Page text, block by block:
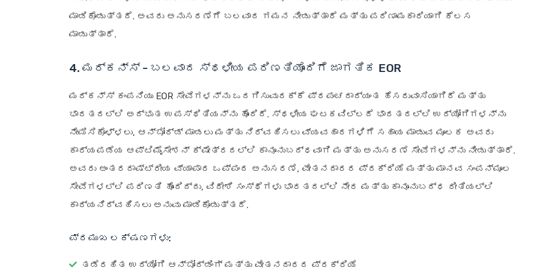
ಮಾಡಿಕೊಡುತ್ತದೆ. ಅವರು ಅನುಸರಣೆಗೆ ಬಲವಾದ ಗಮನ ನೀಡುತ್ತಾರೆ ಮತ್ತು ಪರಿಣಾಮಕಾರಿಯಾಗಿ ಕೆಲಸ
ಮಾಡುತ್ತಾರೆ.
4. ಮರ್ಕನ್ಸ್ - ಬಲವಾದ ಸ್ಥಳೀಯ ಪರಿಣತಿಯೊಂದಿಗೆ ಜಾಗತಿಕ EOR
ಮರ್ಕನ್ಸ್ ಕಂಪನಿಯು EOR ಸೇವೆಗಳನ್ನು ಒದಗಿಸುವುದಕ್ಕೆ ಪ್ರಪಂಚದಾದ್ಯಂತ ಹೆಸರುವಾಸಿಯಾಗಿದೆ ಮತ್ತು
ಭಾರತದಲ್ಲಿ ಅದ್ಭುತ ಉಪಸ್ಥಿತಿಯನ್ನು ಹೊಂದಿದೆ. ಸ್ಥಳೀಯ ಘಟಕವಿಲ್ಲದೆ ಭಾರತದಲ್ಲಿ ಉದ್ಯೋಗಿಗಳನ್ನು
ನೇಮಿಸಿಕೊಳ್ಳಲು, ಆನ್‌ಬೋರ್ಡ್ ಮಾಡಲು ಮತ್ತು ನಿರ್ವಹಿಸಲು ವ್ಯವಹಾರಗಳಿಗೆ ಸಹಾಯ ಮಾಡುವ ಮೂಲಕ ಅವರು
ಕಾರ್ಯಪಡೆಯ ಆಪ್ಟಿಮೈಸೇಶನ್ ಕ್ಷೇತ್ರದಲ್ಲಿ ಕಾನೂನುಬದ್ಧವಾಗಿ ಮತ್ತು ಅನುಸರಣೆ ಸೇವೆಗಳನ್ನು ನೀಡುತ್ತಾರೆ.
ಅವರು ಅಂತರರಾಷ್ಟ್ರೀಯ ವ್ಯಾಪಾರ ಒಪ್ಪಂದ ಅನುಸರಣೆ, ವೇತನದಾರರ ಪ್ರಕ್ರಿಯೆ ಮತ್ತು ಮಾನವ ಸಂಪನ್ಮೂಲ
ಸೇವೆಗಳಲ್ಲಿ ಪರಿಣತಿ ಹೊಂದಿದ್ದು, ವಿದೇಶಿ ಸಂಸ್ಥೆಗಳು ಭಾರತದಲ್ಲಿ ನೇರ ಮತ್ತು ಕಾನೂನುಬದ್ಧ ರೀತಿಯಲ್ಲಿ
ಕಾರ್ಯನಿರ್ವಹಿಸಲು ಅನುವು ಮಾಡಿಕೊಡುತ್ತದೆ.
ಪ್ರಮುಖ ಲಕ್ಷಣಗಳು:
ತಡೆರಹಿತ ಉದ್ಯೋಗಿ ಆನ್‌ಬೋರ್ಡಿಂಗ್ ಮತ್ತು ವೇತನದಾರರ ಪ್ರಕ್ರಿಯೆ